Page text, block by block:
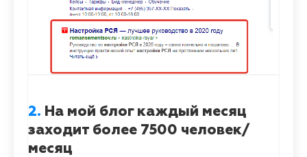
2. На мой блог каждый месяц
заходит более 7500 человек/
месяц